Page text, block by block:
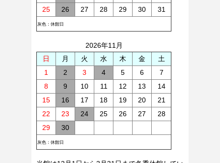
25
26 27 28 29 30 31
灰色：休館日
2026年11月
日
月 火 水 木 金
土
1
2 3 4 5 6
7
8
9 10 11 12 13
14
15
16 17 18 19 20
21
22
23 24 25 26 27
28
29
30
灰色：休館日